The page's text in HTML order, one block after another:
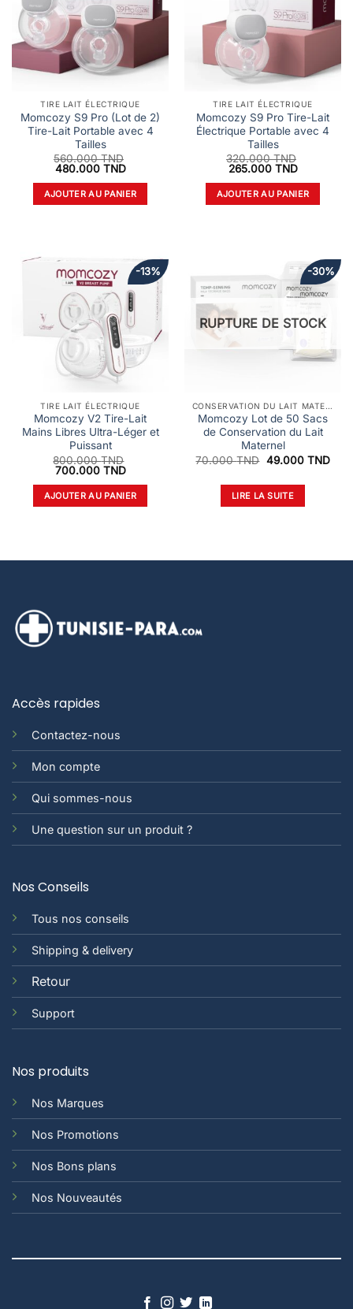
TIRE LAIT ÉLECTRIQUE
Momcozy S9 Pro (Lot de 2)
Tire-Lait Portable avec 4
Tailles
560.000TND
Le
initial
était :
560.000 TND.
480.000 TNDLe
actuel
est :
480.000 TND.
AJOUTER AU PANIER
TIRE LAIT ÉLECTRIQUE
Momcozy S9 Pro Tire-Lait
Électrique Portable avec 4
Tailles
320.000TND
Le
initial
était :
320.000 TND.
265.000 TNDLe
actuel
est :
265.000
AJOUTER AU PANIER
-13%
TIRE LAIT ÉLECTRIQUE
Momcozy V2 Tire-Lait
Mains Libres Ultra-Léger et
Puissant
800.000TND
Le
initial
était :
800.000 TND.
700.000 TNDLe
actuel
est :
700.000 TND.
AJOUTER AU PANIER
-30%
RUPTURE DE STOCK
CONSERVATION DU LAIT MATERNEL
Momcozy Lot de 50 Sacs
de Conservation du Lait
Maternel
70.000TND Le
était :
70.000 TND.
49.000 TNDLe
LIRE LA SUITE
Accès rapides
Contactez-nous
Mon compte
Qui sommes-nous
Une question sur un produit ?
Nos Conseils
Tous nos conseils
Shipping & delivery
Retour
Support
Nos produits
Nos Marques
Nos Promotions
Nos Bons plans
Nos Nouveautés